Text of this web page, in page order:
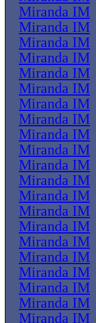
Miranda IM
Miranda IM
Miranda IM
Miranda IM
Miranda IM
Miranda IM
Miranda IM
Miranda IM
Miranda IM
Miranda IM
Miranda IM
Miranda IM
Miranda IM
Miranda IM
Miranda IM
Miranda IM
Miranda IM
Miranda IM
Miranda IM
Miranda IM
Miranda IM